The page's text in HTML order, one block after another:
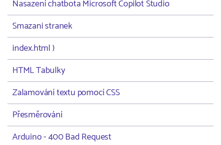
Nasazení chatbota Microsoft Copilot Studio
Smazani stranek
index.html )
HTML Tabulky
Zalamování textu pomocí CSS
Přesměrování
Arduino - 400 Bad Request